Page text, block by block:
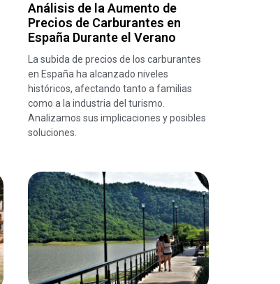
Análisis de la Aumento de
Precios de Carburantes en
España Durante el Verano
La subida de precios de los carburantes
en España ha alcanzado niveles
históricos, afectando tanto a familias
como a la industria del turismo.
Analizamos sus implicaciones y posibles
soluciones.